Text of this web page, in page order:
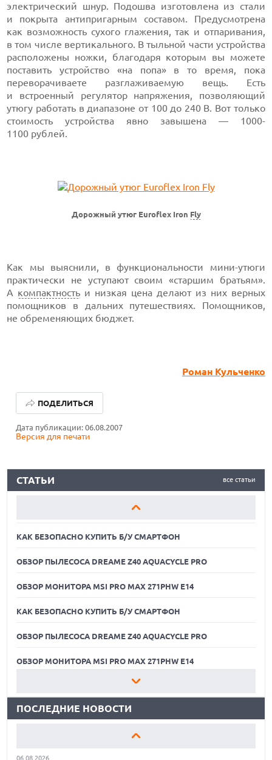
электрический шнур. Подошва изготовлена из стали
и покрыта антипригарным составом. Предусмотрена
как возможность сухого глажения, так и отпаривания,
в том числе вертикального. В тыльной части устройства
расположены ножки, благодаря которым вы можете
поставить устройство «на попа» в то время, пока
переворачиваете разглаживаемую вещь. Есть
и встроенный регулятор напряжения, позволяющий
утюгу работать в диапазоне от 100 до 240 В. Вот только
стоимость устройства явно завышена — 1000-
1100 рублей.
Дорожный утюг Euroflex Iron Fly
Как мы выяснили, в функциональности мини-утюги
практически не уступают своим «старшим братьям».
А компактность и низкая цена делают из них верных
помощников в дальних путешествиях. Помощников,
не обременяющих бюджет.
Роман Кульченко
Дата публикации: 06.08.2007
Версия для печати
ПОДЕЛИТЬСЯ
все статьи
СТАТЬИ
ОБЗОР ПЫЛЕСОСА DREAME Z40 AQUACYCLE PRO
ОБЗОР МОНИТОРА MSI PRO MAX 271PHW E14
ОБЗОР МОНИТОРА MSI PRO MAX 271PHW E14
КАК БЕЗОПАСНО КУПИТЬ Б/У СМАРТФОН
ОБЗОР ПЫЛЕСОСА DREAME Z40 AQUACYCLE PRO
ОБЗОР МОНИТОРА MSI PRO MAX 271PHW E14
КАК БЕЗОПАСНО КУПИТЬ Б/У СМАРТФОН
ОБЗОР ПЫЛЕСОСА DREAME Z40 AQUACYCLE PRO
ОБЗОР МОНИТОРА MSI PRO MAX 271PHW E14
КАК БЕЗОПАСНО КУПИТЬ Б/У СМАРТФОН
ОБЗОР ПЫЛЕСОСА DREAME Z40 AQUACYCLE PRO
ОБЗОР МОНИТОРА MSI PRO MAX 271PHW E14
ПОСЛЕДНИЕ НОВОСТИ
06.08.2026
ТОЛЩИНОЙ 4,7 ММ И 12" OLED МАТРИЦЕЙ
УБОРКИ И ЛИНЕЙКУ ТЕХНИКИ 2026 ГОДА
06.08.2026